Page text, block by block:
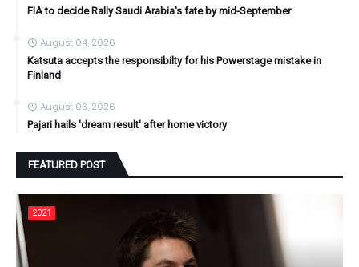
FIA to decide Rally Saudi Arabia's fate by mid-September
August 04, 2026
Katsuta accepts the responsibilty for his Powerstage mistake in
Finland
August 03, 2026
Pajari hails 'dream result' after home victory
FEATURED POST
2021